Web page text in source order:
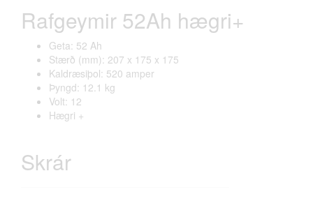
Rafgeymir 52Ah hægri+
Geta: 52 Ah
Stærð (mm): 207 x 175 x 175
Kaldræsiþol: 520 amper
Þyngd: 12.1 kg
Volt: 12
Hægri +
Skrár